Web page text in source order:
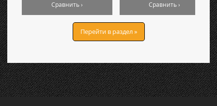
Сравнить › Сравнить ›
Перейти в раздел »